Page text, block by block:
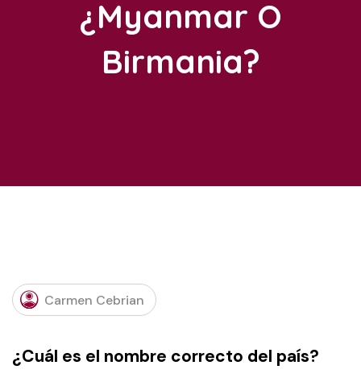
¿Myanmar O
Birmania?
Carmen Cebrian
¿Cuál es el nombre correcto del país?